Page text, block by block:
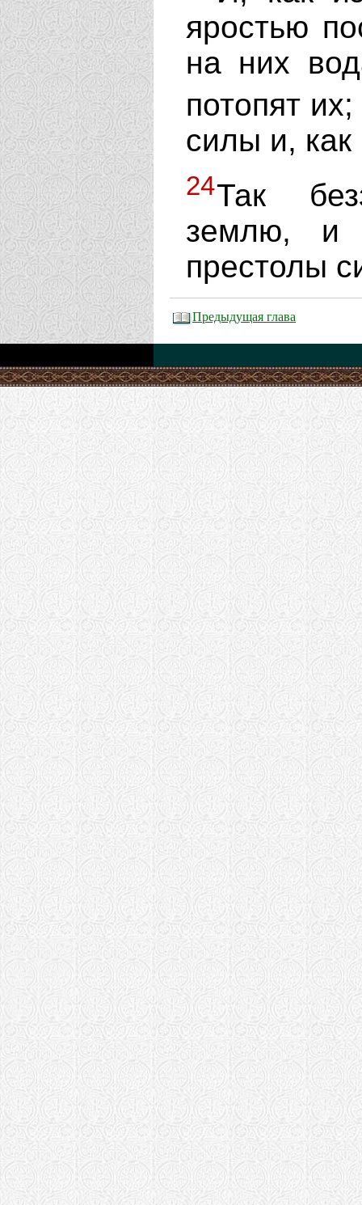
яростью
на них
потопят
силы и, как
24Так
землю, и
престолы
Предыдущая глава